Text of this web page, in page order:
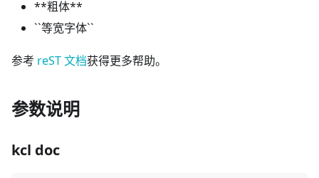
**粗体**
``等宽字体``
参考 reST 文档获得更多帮助。
参数说明
kcl doc